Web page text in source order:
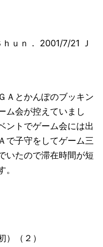
ｕｎ． 2001/7/21 Ｊ
Ａとかんぽのブッキン
ム会が控えていまし
ントでゲーム会には出
で子守をしてゲーム三
いたので滞在時間が短
）（２）